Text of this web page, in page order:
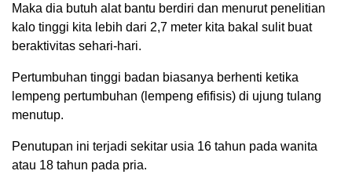
Maka dia butuh alat bantu berdiri dan menurut penelitian
kalo tinggi kita lebih dari 2,7 meter kita bakal sulit buat
beraktivitas sehari-hari.
Pertumbuhan tinggi badan biasanya berhenti ketika
lempeng pertumbuhan (lempeng efifisis) di ujung tulang
menutup.
Penutupan ini terjadi sekitar usia 16 tahun pada wanita
atau 18 tahun pada pria.